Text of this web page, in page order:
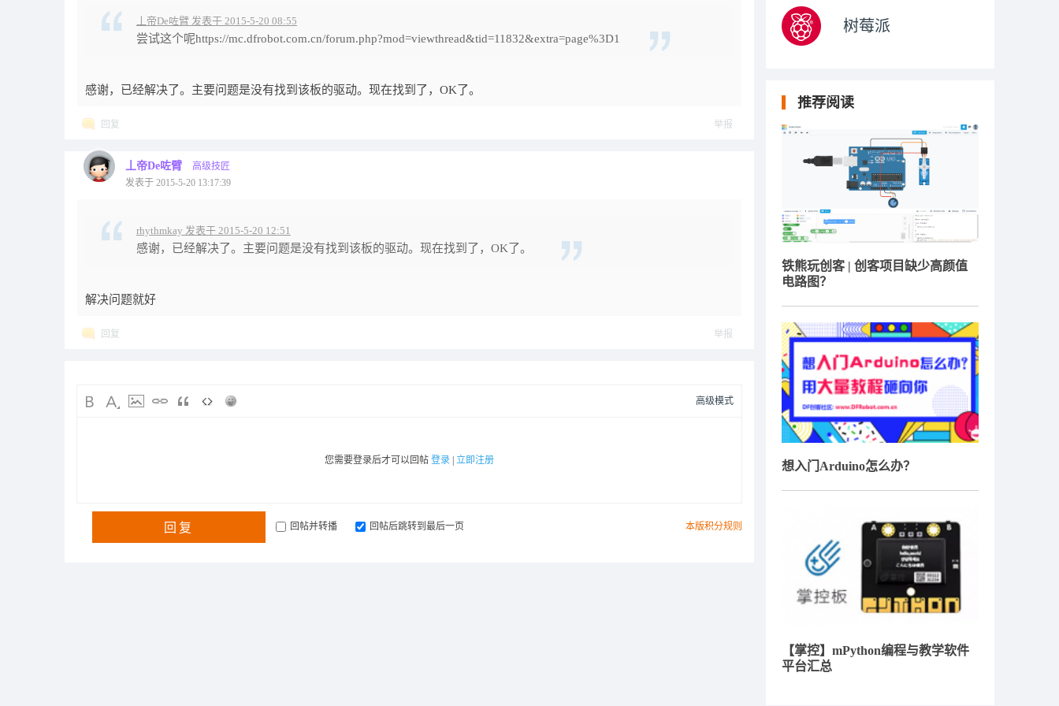
丄帝De咗臂 发表于 2015-5-20 08:55
尝试这个呢https://mc.dfrobot.com.cn/forum.php?mod=viewthread&tid=11832&extra=page%3D1
感谢，已经解决了。主要问题是没有找到该板的驱动。现在找到了，OK了。
回复 举报
丄帝De咗臂
高级技匠
发表于 2015-5-20 13:17:39
rhythmkay 发表于 2015-5-20 12:51
感谢，已经解决了。主要问题是没有找到该板的驱动。现在找到了，OK了。
解决问题就好
回复 举报
高级模式
您需要登录后才可以回帖 登录 立即注册
本版积分规则
回复 回帖并转播 回帖后跳转到最后一页
树莓派
推荐阅读
铁熊玩创客 | 创客项目缺少高颜值
电路图？
想入门Arduino怎么办？
【掌控】mPython编程与教学软件
平台汇总